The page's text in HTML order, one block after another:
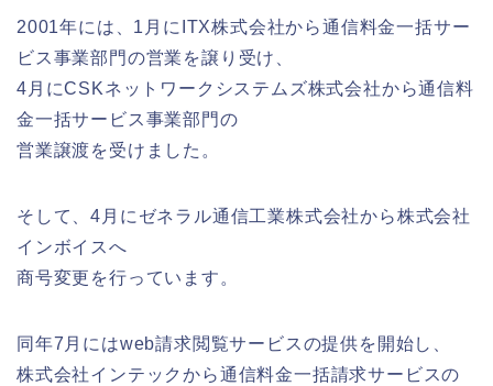
2001年には、1月にITX株式会社から通信料金一括サー
ビス事業部門の営業を譲り受け、
4月にCSKネットワークシステムズ株式会社から通信料
金一括サービス事業部門の
営業譲渡を受けました。
そして、4月にゼネラル通信工業株式会社から株式会社
インボイスへ
商号変更を行っています。
同年7月にはweb請求閲覧サービスの提供を開始し、
株式会社インテックから通信料金一括請求サービスの